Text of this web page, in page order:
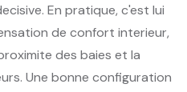
En pratique, c'est lui
de confort interieur,
des baies et la
Une bonne configuration